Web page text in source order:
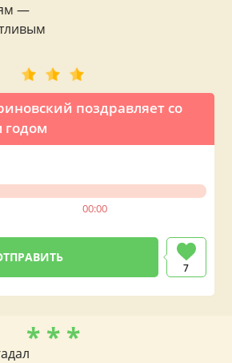
поздравляет со
00:00
7
—
* * *